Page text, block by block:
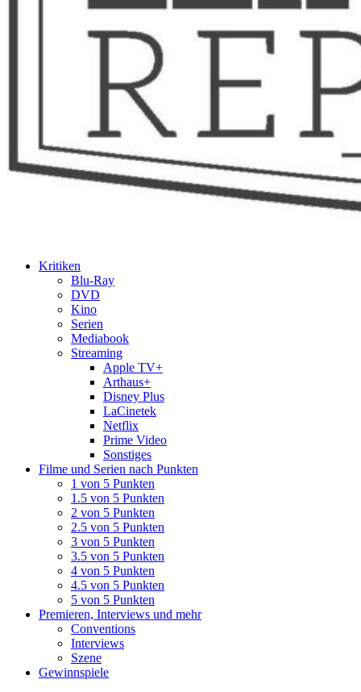
Kritiken
Blu-Ray
DVD
Kino
Serien
Mediabook
Streaming
Apple TV+
Arthaus+
Disney Plus
LaCinetek
Netflix
Prime Video
Sonstiges
Filme und Serien nach Punkten
1 von 5 Punkten
1.5 von 5 Punkten
2 von 5 Punkten
2.5 von 5 Punkten
3 von 5 Punkten
3.5 von 5 Punkten
4 von 5 Punkten
4.5 von 5 Punkten
5 von 5 Punkten
Premieren, Interviews und mehr
Conventions
Interviews
Szene
Gewinnspiele